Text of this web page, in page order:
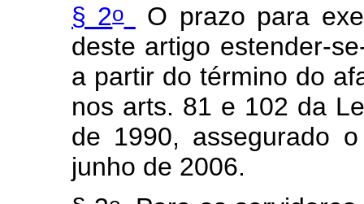
§ 2o
O prazo para
deste artigo estender-
a partir do término do
nos arts. 81 e 102 da
de 1990, assegurado
junho de 2006.